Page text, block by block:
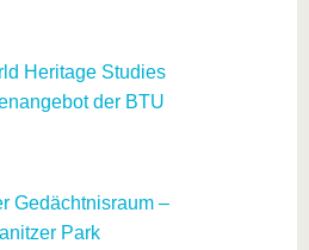
Heritage Studies
der BTU
Gedächtnisraum –
Park